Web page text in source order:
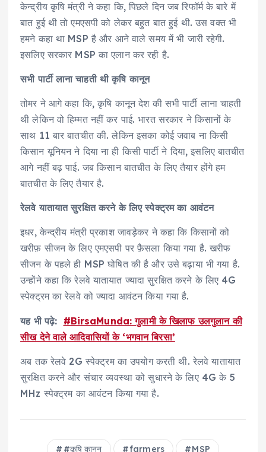
केन्द्रीय कृषि मंत्री ने कहा कि, पिछले दिन जब रिफॉर्म के बारे में
बात हुई थी तो एमएसपी को लेकर बहुत बात हुई थी. उस वक्त भी
हमने कहा था MSP है और आने वाले समय में भी जारी रहेगी.
इसलिए सरकार MSP का एलान कर रही है.
सभी पार्टी लाना चाहती थी कृषि कानून
तोमर ने आगे कहा कि, कृषि कानून देश की सभी पार्टी लाना चाहती
थी लेकिन वो हिम्मत नहीं कर पाई. भारत सरकार ने किसानों के
साथ 11 बार बातचीत की. लेकिन इसका कोई जवाब ना किसी
किसान यूनियन ने दिया ना ही किसी पार्टी ने दिया, इसलिए बातचीत
आगे नहीं बढ़ पाई. जब किसान बातचीत के लिए तैयार होंगे हम
बातचीत के लिए तैयार है.
रेलवे यातायात सुरक्षित करने के लिए स्पेक्ट्रम का आवंटन
इधर, केन्द्रीय मंत्री प्रकाश जावड़ेकर ने कहा कि किसानों को
खरीफ़ सीजन के लिए एमएसपी पर फ़ैसला किया गया है. खरीफ
सीजन के पहले ही MSP घोषित की है और उसे बढ़ाया भी गया है.
उन्होंने कहा कि रेलवे यातायात ज्यादा सुरक्षित करने के लिए 4G
स्पेक्ट्रम का रेलवे को ज्यादा आवंटन किया गया है.
यह भी पढ़े: #BirsaMunda: गुलामी के खिलाफ उलगुलान की
सीख देने वाले आदिवासियों के ‘भगवान बिरसा’
अब तक रेलवे 2G स्पेक्ट्रम का उपयोग करती थी. रेलवे यातायात
सुरक्षित करने और संचार व्यवस्था को सुधारने के लिए 4G के 5
MHz स्पेक्ट्रम का आवंटन किया गया है.
#कृषि कानून farmers MSP